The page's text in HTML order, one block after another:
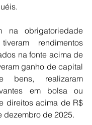
na obrigatoriedade
rendimentos
na fonte acima de
ganho de capital
bens, realizaram
em bolsa ou
direitos acima de R$
dezembro de 2025.